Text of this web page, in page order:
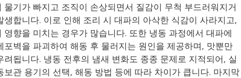
물기가 빠지고 조직이 손상되면서 질감이 무척 부드러워지거
생합니다. 이로 인해 조리 시 대파의 아삭한 식감이 사라지고,
영향을 미치는 경우가 많습니다. 또한 냉동 과정에서 대파에
포벽을 파괴하여 해동 후 물러지는 원인을 제공하며, 맛뿐만
려됩니다. 냉동 전후의 냄새 변화도 종종 문제로 지적되어, 실
보관 용기의 선택, 해동 방법 등에 따라 차이가 큽니다. 마지막